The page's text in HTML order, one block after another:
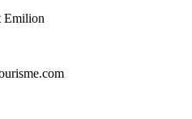
Emilion